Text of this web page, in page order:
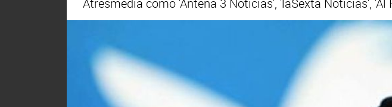
Atresmedia como 'Antena 3 Noticias', 'laSexta Noticias', 'Al